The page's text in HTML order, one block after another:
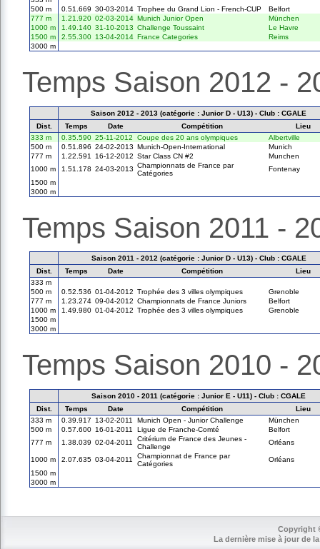
500 m
0.51.669 30-03-2014 Trophee du Grand Lion - French-CUP
Belfort
777 m
1.21.920 02-03-2014 Munich Junior Open
München
1000 m
1.49.140 31-10-2013 Challenge Toussaint
Le Havre
1500 m
2.55.300 13-04-2014 France Categories
Reims
3000 m
Temps Saison 2012 -
Saison 2012 - 2013 (catégorie : Junior D - U13) - Club : CGALE
Dist.
Temps Date Compétition
Lieu
333 m
0.35.590 25-11-2012 Coupe des 20 ans olympiques
Albertville
500 m
0.51.896 24-02-2013 Munich-Open-International
Munich
777 m
1.22.591 16-12-2012 Star Class CN #2
Munchen
1000 m
1.51.178 24-03-2013 Championnats de France par
Catégories
Fontenay
1500 m
3000 m
Temps Saison 2011 -
Saison 2011 - 2012 (catégorie : Junior D - U13) - Club : CGALE
Dist.
Temps Date Compétition
Lieu
333 m
500 m
0.52.536 01-04-2012 Trophée des 3 villes olympiques
Grenoble
777 m
1.23.274 09-04-2012 Championnats de France Juniors
Belfort
1000 m
1.49.980 01-04-2012 Trophée des 3 villes olympiques
Grenoble
1500 m
3000 m
Temps Saison 2010 -
Saison 2010 - 2011 (catégorie : Junior E - U11) - Club : CGALE
Dist.
Temps Date Compétition
Lieu
333 m
0.39.917 13-02-2011 Munich Open - Junior Challenge
München
500 m
0.57.600 16-01-2011 Ligue de Franche-Comté
Belfort
777 m
1.38.039 02-04-2011
Critérium de France des Jeunes -
Challenge
Orléans
1000 m 2.07.635 03-04-2011
Championnat de France par
Catégories
Orléans
1500 m
3000 m
Copyright
La dernière mise à jour de